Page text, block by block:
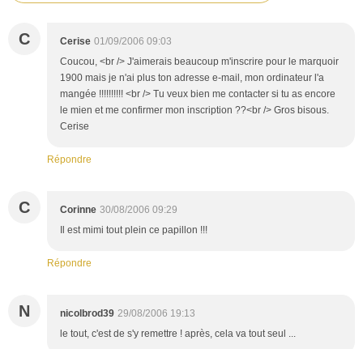
C Cerise 01/09/2006 09:03
Coucou, <br /> J'aimerais beaucoup m'inscrire pour le marquoir
1900 mais je n'ai plus ton adresse e-mail, mon ordinateur l'a
mangée !!!!!!!!!! <br /> Tu veux bien me contacter si tu as encore
le mien et me confirmer mon inscription ??<br /> Gros bisous.
Cerise
Répondre
C Corinne 30/08/2006 09:29
Il est mimi tout plein ce papillon !!!
Répondre
N nicolbrod39 29/08/2006 19:13
le tout, c'est de s'y remettre ! après, cela va tout seul ...